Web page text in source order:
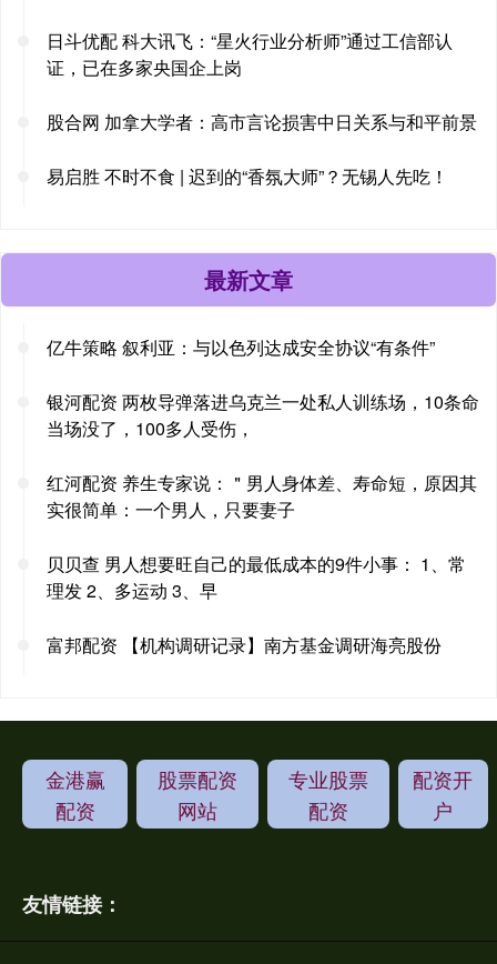
日斗优配 科大讯飞：“星火行业分析师”通过工信部认
证，已在多家央国企上岗
股合网 加拿大学者：高市言论损害中日关系与和平前景
易启胜 不时不食 | 迟到的“香氛大师”？无锡人先吃！
最新文章
亿牛策略 叙利亚：与以色列达成安全协议“有条件”
银河配资 两枚导弹落进乌克兰一处私人训练场，10条命
当场没了，100多人受伤，
红河配资 养生专家说：＂男人身体差、寿命短，原因其
实很简单：一个男人，只要妻子
贝贝查 男人想要旺自己的最低成本的9件小事： 1、常
理发 2、多运动 3、早
富邦配资 【机构调研记录】南方基金调研海亮股份
金港赢
配资
股票配资
网站
专业股票
配资
配资开
户
友情链接：